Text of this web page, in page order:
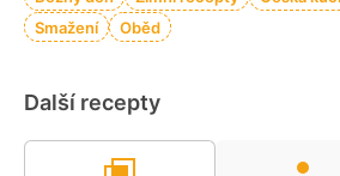
Smažení
Oběd
Další recepty